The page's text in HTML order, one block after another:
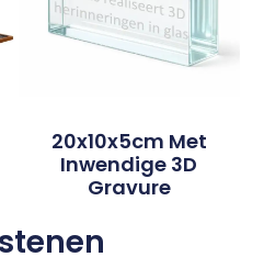
20x10x5cm Met
Inwendige 3D
Gravure